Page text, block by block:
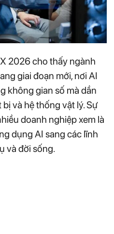
2026 cho thấy ngành
giai đoạn mới, nơi AI
không gian số mà dần
và hệ thống vật lý. Sự
doanh nghiệp xem là
dụng AI sang các lĩnh
và đời sống.